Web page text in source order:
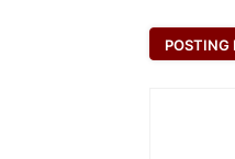
POSTING